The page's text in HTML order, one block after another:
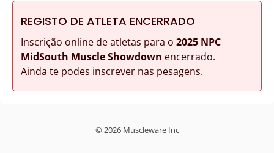
REGISTO DE ATLETA ENCERRADO
Inscrição online de atletas para o 2025 NPC
MidSouth Muscle Showdown encerrado.
Ainda te podes inscrever nas pesagens.
© 2026 Muscleware Inc